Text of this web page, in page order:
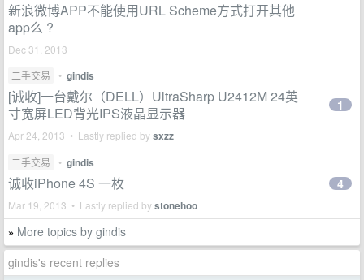
新浪微博APP不能使用URL Scheme方式打开其他
app么 ?
Dec 31, 2013
二手交易
• gindis
[诚收]一台戴尔（DELL）UltraSharp U2412M 24英
寸宽屏LED背光IPS液晶显示器
Apr 24, 2013 • Lastly replied bysxzz
1
二手交易 • gindis
诚收iPhone 4S 一枚
Mar 19, 2013 • Lastly replied bystonehoo
4
» More topics by gindis
gindis's recent replies